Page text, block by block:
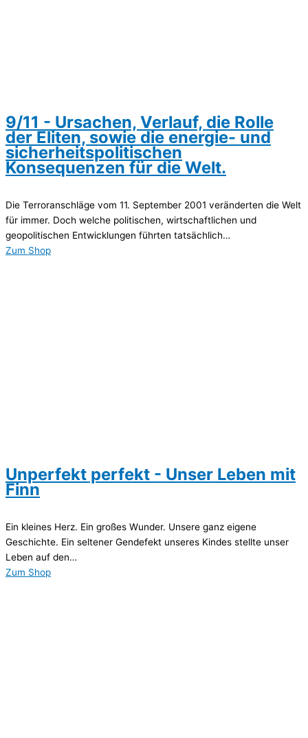
9/11 - Ursachen, Verlauf, die Rolle
der Eliten, sowie die energie- und
sicherheitspolitischen
Konsequenzen für die Welt.
Die Terroranschläge vom 11. September 2001 veränderten die Welt
für immer. Doch welche politischen, wirtschaftlichen und
geopolitischen Entwicklungen führten tatsächlich…
Zum Shop
Unperfekt perfekt - Unser Leben mit
Finn
Ein kleines Herz. Ein großes Wunder. Unsere ganz eigene
Geschichte. Ein seltener Gendefekt unseres Kindes stellte unser
Leben auf den…
Zum Shop